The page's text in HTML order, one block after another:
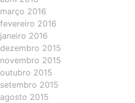
março 2016
fevereiro 2016
janeiro 2016
dezembro 2015
novembro 2015
outubro 2015
setembro 2015
agosto 2015